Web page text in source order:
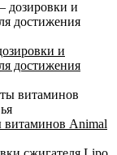
и
достижения
витаминов Animal